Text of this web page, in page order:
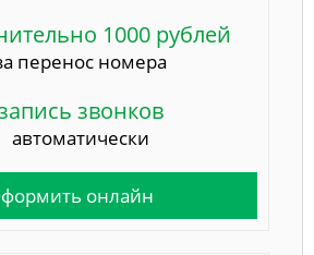
1000 рублей
перенос номера
звонков
автоматически
онлайн